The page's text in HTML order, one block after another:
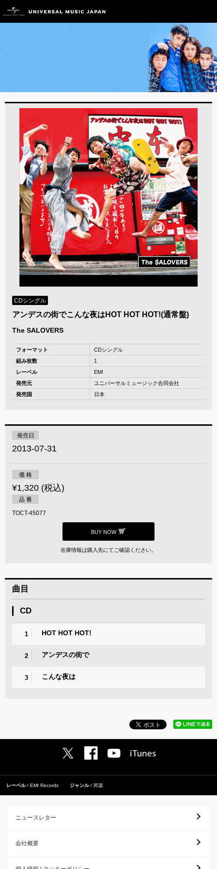
CDシングル
アンデスの街でこんな夜はHOT HOT HOT!(通常盤)
The SALOVERS
フォーマット
CDシングル
組み枚数
1
レーベル
EMI
発売元
ユニバーサルミュージック合同会社
発売国
日本
発売日
2013-07-31
価 格
¥1,320 (税込)
品 番
TOCT-45077
BUY NOW
在庫情報は購入先にてご確認ください。
曲目
CD
1 HOT HOT HOT!
2 アンデスの街で
3 こんな夜は
レーベル EMI Records ジャンル 邦楽
ニュースレター
会社概要